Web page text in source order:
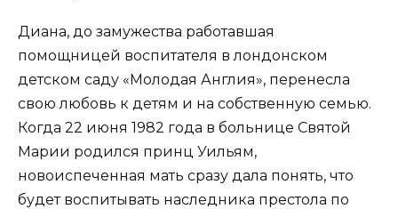
Диана, до замужества работавшая
помощницей воспитателя в лондонском
детском саду «Молодая Англия», перенесла
свою любовь к детям и на собственную семью.
Когда 22 июня 1982 года в больнице Святой
Марии родился принц Уильям,
новоиспеченная мать сразу дала понять, что
будет воспитывать наследника престола по